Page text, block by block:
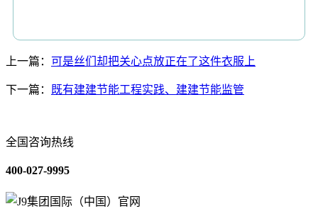
上一篇： 可是丝们却把关心点放正在了这件衣服上
下一篇： 既有建建节能工程实践、建建节能监管
全国咨询热线
400-027-9995